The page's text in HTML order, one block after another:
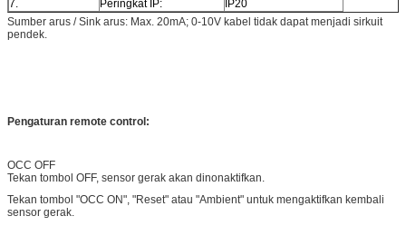
7.
Peringkat IP:
IP20
Sumber arus / Sink arus: Max. 20mA; 0-10V kabel tidak dapat menjadi sirkuit
pendek.
Pengaturan remote control:
OCC OFF
Tekan tombol OFF, sensor gerak akan dinonaktifkan.
Tekan tombol "OCC ON", "Reset" atau "Ambient" untuk mengaktifkan kembali
sensor gerak.